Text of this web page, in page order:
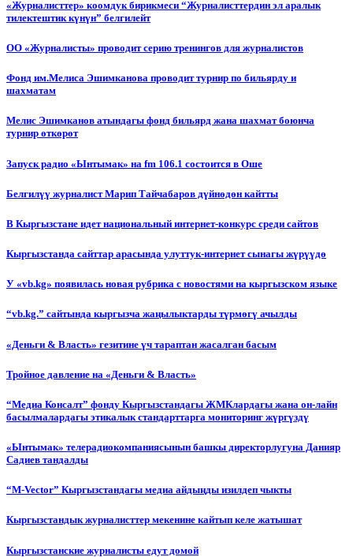
«Журналисттер» коомдук бирикмеси “Журналисттердин эл аралык
тилектештик күнүн” белгилейт
ОО «Журналисты» проводит серию тренингов для журналистов
Фонд им.Мелиса Эшимканова проводит турнир по бильярду и
шахматам
Мелис Эшимканов атындагы фонд бильярд жана шахмат боюнча
турнир өткөрөт
Запуск радио «Ынтымак» на fm 106.1 состоится в Оше
Белгилүү журналист Марип Тайчабаров дүйнөдөн кайтты
В Кыргызстане идет национальный интернет-конкурс среди сайтов
Кыргызстанда сайттар арасында улуттук-интернет сынагы жүрүүдө
У «vb.kg» появилась новая рубрика с новостями на кыргызском языке
“vb.kg.” сайтында кыргызча жаңылыктарды түрмөгү ачылды
«Деньги & Власть» гезитине үч тараптан жасалган басым
Тройное давление на «Деньги & Власть»
“Медиа Консалт” фонду Кыргызстандагы ЖМКлардагы жана он-лайн
басылмалардагы этикалык стандарттарга мониторинг жүргүздү
«Ынтымак» телерадиокомпаниясынын башкы директорлугуна Данияр
Садиев тандалды
“М-Vector” Кыргызстандагы медиа айдыңды изилдеп чыкты
Кыргызстандык журналисттер мекенине кайтып келе жатышат
Кыргызстанские журналисты едут домой